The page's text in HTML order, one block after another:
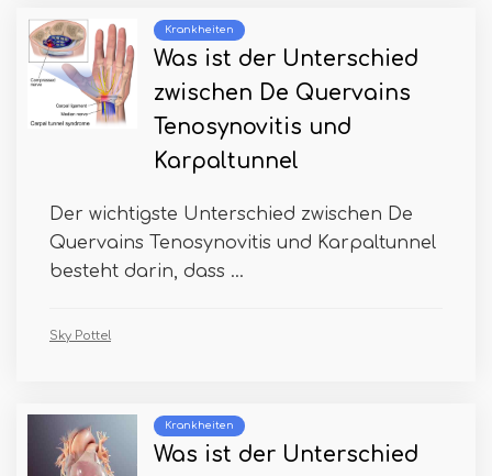
Krankheiten
Was ist der Unterschied
zwischen De Quervains
Tenosynovitis und
Karpaltunnel
Der wichtigste Unterschied zwischen De
Quervains Tenosynovitis und Karpaltunnel
besteht darin, dass ...
Sky Pottel
Krankheiten
Was ist der Unterschied